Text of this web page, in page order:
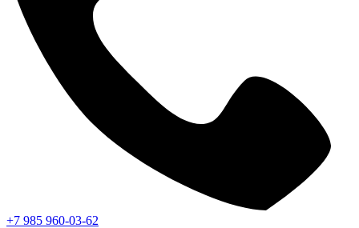
+7 985 960-03-62